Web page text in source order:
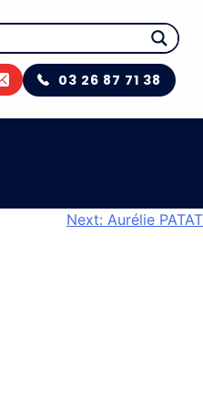
03 26 87 71 38
Next: Aurélie PATAT